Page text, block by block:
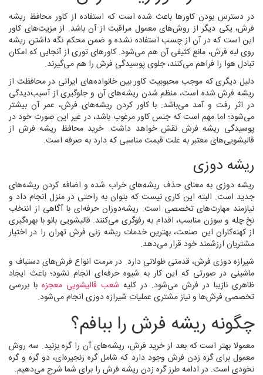
در دسترس بودن کاورها باعث شده است که استفاده از کاور محافظ ریشه
فرش، یکی دیگر از روش‌های معمول مراقبت از آن باشد. از مزیت‌های کاور
این است که در آن‌ از چسب استفاده نشده و ضمن محکم نگه داشتن ریشه
روی لبه فرش، مانع کثیفی آن هم می‌شود. کاورهای توری از آنجایی که امکان
تبادل هوا را فراهم می‌کنند، جلوی پوسیدگی فرش را هم می‌گیرند.
دلیل دیگری که موجب محبوبیت کاور بین خانواده‌های ایرانی در محافظت از
ریشه فرش شده است، منظم شدن ریشه‌های آن و جلوگیری از آسیب‌دیدگی
در اثر رفت و آمد می‌باشد. با کاور کردن ریشه‌های فرش، عمر آن بیشتر
می‌شود؛ اما مهم است که جنس کاور مرغوب باشد، در غیر این صورت خود در
پوسیدگی ریشه فرش نقش خواهد داشت. خرید محافظ ریشه فرش از
قالیشویی‌های معتبر به علت قیمت مناسبی که دارد به صرفه است.
ریشه ‌دوزی
ریشه‌ دوزی به معنای حذف ریشه‌های خراب شده و اضافه کردن ریشه‌های
جدید است. البته این کاری نیست که بتوان به راحتی در منزل انجام داد و
نیازمند مهارت‌های تخصصی است. ریشه‌دوزان حرفه‌ای با آگاهی از انتخاب
نخ چله و سوزن مناسب، اقدام به رفوگری می‌کنند. قالیشویی‌ بانو با بهره‌گیری
از کهنه‌کاران این صنعت، بهترین خدمات ریشه زنی فرش تهران را در اختیار
مشتریان ارزشمند خود قرار می‌دهد.
شیرازه دوزی فرش، قدمتی طولانی دارد. در مرمت انواع فرش‌های دستباف و
ماشینی در صورتی که این کار به شیوه حرفه‌ای انجام نشود؛ باعث ایجاد
ظاهری نازیبا در فرش می‌شود. در کلیه شعب قالیشویی معجزه با بررسی
تخصصی فرش‌ها و نیاز مشتری عملیات شیرازه دوزی انجام می‌شود.
چگونه ریشه فرش را ببافم؟
معمولا بهتر است که بعد از خرید فرش، ریشه‌های آن را گره بزنید. سه روش
معمول برای گره زدن فرش وجود دارد که شامل گره زنجیره‌ای، دو گره و گره
نخودی است. در ادامه طرز گره زدن ریشه فرش را برای شما شرح می‌دهیم.